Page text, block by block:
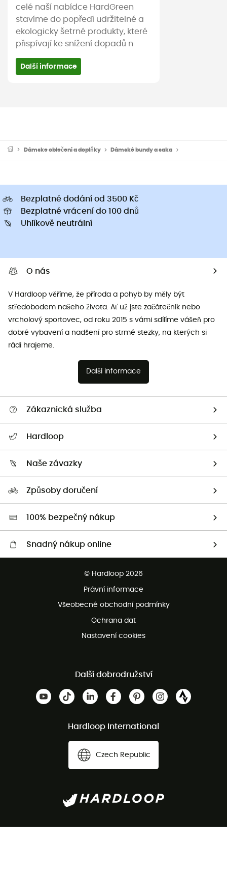
celé naší nabídce HardGreen
stavíme do popředí udržitelné a
ekologicky šetrné produkty, které
přispívají ke snížení dopadů n
Další informace
Dámske oblečeni a doplňky Dámské bundy a saka
Bezplatné dodání od 3500 Kč
Bezplatné vrácení do 100 dnů
Uhlíkově neutrální
O nás
V Hardloop věříme, že příroda a pohyb by měly být
středobodem našeho života. Ať už jste začátečník nebo
vrcholový sportovec, od roku 2015 s vámi sdílíme vášeň pro
dobré vybavení a nadšení pro strmé stezky, na kterých si
rádi hrajeme.
Další informace
Zákaznická služba
Vrácení zboží a peněz
Hardloop
Naši Ambasadoři
Naše závazky
Second hand
HardGreen
Způsoby doručení
100% bezpečný nákup
Snadný nákup online
Bezplatné vrácení do 100 dnů
Bezplatná zákaznická služba
© Hardloop 2026
Právní informace
Všeobecné obchodní podmínky
Ochrana dat
Nastavení cookies
Další dobrodružství
Hardloop International
Czech Republic